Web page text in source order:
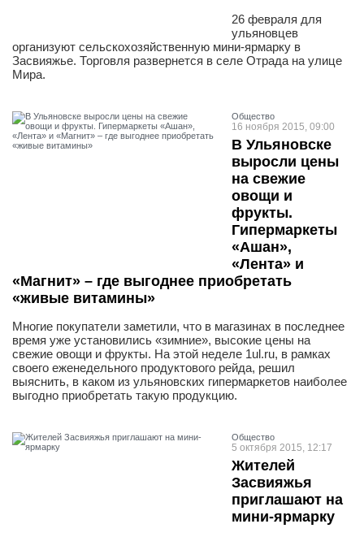
26 февраля для
ульяновцев
организуют сельскохозяйственную мини-ярмарку в
Засвияжье. Торговля развернется в селе Отрада на улице
Мира.
Общество
16 ноября 2015, 09:00
В Ульяновске
выросли цены
на свежие
овощи и
фрукты.
Гипермаркеты
«Ашан»,
«Лента» и
«Магнит» – где выгоднее приобретать
«живые витамины»
Многие покупатели заметили, что в магазинах в последнее
время уже установились «зимние», высокие цены на
свежие овощи и фрукты. На этой неделе 1ul.ru, в рамках
своего еженедельного продуктового рейда, решил
выяснить, в каком из ульяновских гипермаркетов наиболее
выгодно приобретать такую продукцию.
Общество
5 октября 2015, 12:17
Жителей
Засвияжья
приглашают на
мини-ярмарку